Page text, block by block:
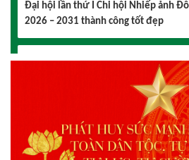
Chi hội Âm nhạc Đông Đắk Lắk tổ
nhiệm kỳ 2026 – 2031
Đại hội Chi hội Văn học Đông Đắk
Vững bước trong giai đoạn mới